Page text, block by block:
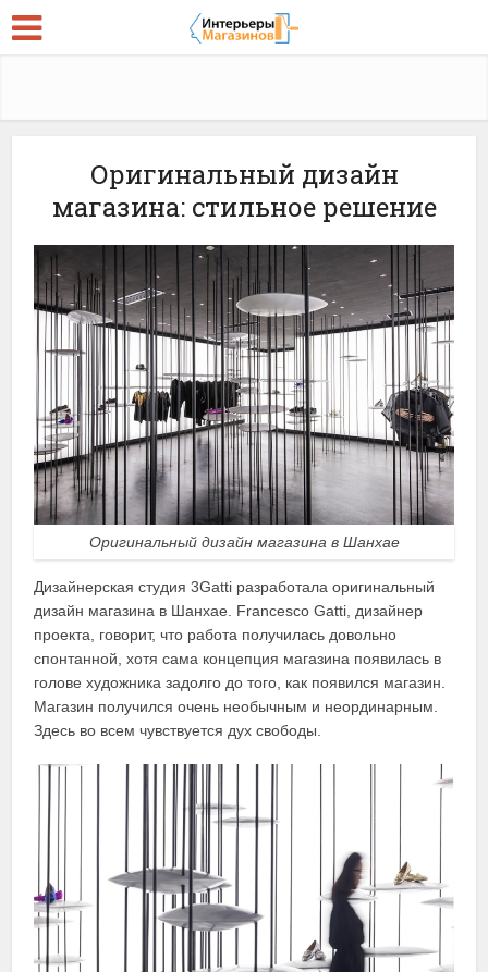
Оригинальный дизайн
магазина: стильное решение
Оригинальный дизайн магазина в Шанхае
Дизайнерская студия 3Gatti разработала оригинальный
дизайн магазина в Шанхае. Francesco Gatti, дизайнер
проекта, говорит, что работа получилась довольно
спонтанной, хотя сама концепция магазина появилась в
голове художника задолго до того, как появился магазин.
Магазин получился очень необычным и неординарным.
Здесь во всем чувствуется дух свободы.